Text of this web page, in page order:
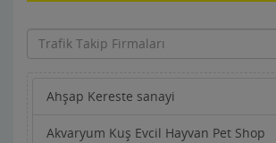
Ahşap Kereste sanayi
Akvaryum Kuş Evcil Hayvan Pet Shop